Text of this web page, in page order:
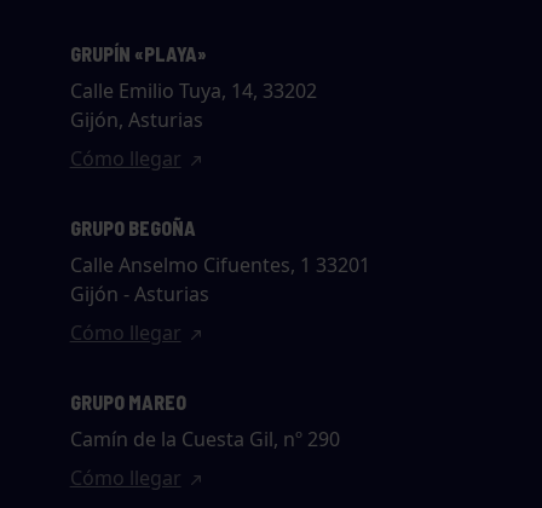
GRUPÍN «PLAYA»
Calle Emilio Tuya, 14, 33202
Gijón, Asturias
Cómo llegar
GRUPO BEGOÑA
Calle Anselmo Cifuentes, 1 33201
Gijón - Asturias
Cómo llegar
GRUPO MAREO
Camín de la Cuesta Gil, nº 290
Cómo llegar